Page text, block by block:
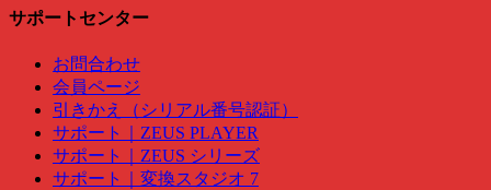
サポートセンター
お問合わせ
会員ページ
引きかえ（シリアル番号認証）
サポート｜ZEUS PLAYER
サポート｜ZEUS シリーズ
サポート｜変換スタジオ 7